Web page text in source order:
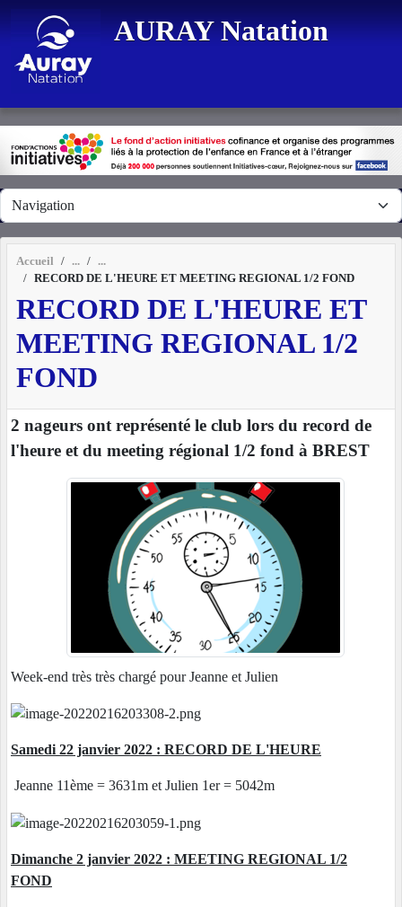
AURAY Natation
Accueil
RECORD DE L'HEURE ET MEETING REGIONAL 1/2 FOND
RECORD DE L'HEURE ET
MEETING REGIONAL 1/2
FOND
2 nageurs ont représenté le club lors du record de
l'heure et du meeting régional 1/2 fond à BREST
Week-end très très chargé pour Jeanne et Julien
Samedi 22 janvier 2022 : RECORD DE L'HEURE
Jeanne 11ème = 3631m et Julien 1er = 5042m
Dimanche 2 janvier 2022 : MEETING REGIONAL 1/2
FOND
Panneau de gestion des cookies